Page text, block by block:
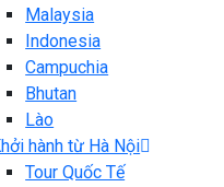
Malaysia
Indonesia
Campuchia
Bhutan
Lào
hành từ Hà Nội
Tour Quốc Tế